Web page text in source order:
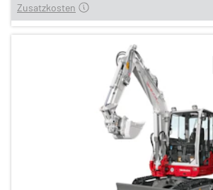
Zusatzkosten